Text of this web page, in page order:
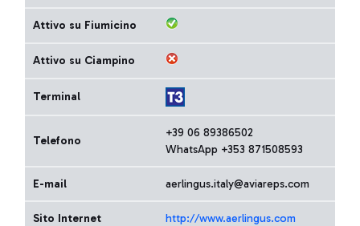
Attivo su Fiumicino
Attivo su Ciampino
Terminal
Telefono
+39 06 89386502
WhatsApp +353 871508593
E-mail aerlingus.italy@aviareps.com
Sito Internet http://www.aerlingus.com